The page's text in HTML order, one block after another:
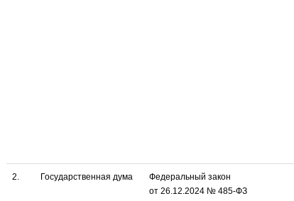
2. Государственная дума
Федеральный закон
от 26.12.2024 № 485-ФЗ